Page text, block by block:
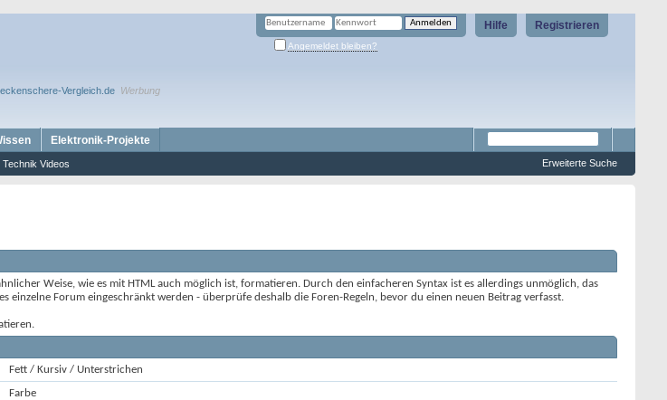
Registrieren
Hilfe
Angemeldet bleiben?
Werbung
Technik Videos
Elektronik-Projekte
Erweiterte Suche
Weise, wie es mit HTML auch möglich ist, formatieren. Durch den einfacheren Syntax ist es allerdings unmöglich, das
Forum eingeschränkt werden - überprüfe deshalb die Foren-Regeln, bevor du einen neuen Beitrag verfasst.
Fett / Kursiv / Unterstrichen
Farbe